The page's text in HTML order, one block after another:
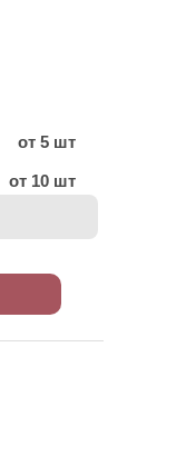
от 5 шт
от 10 шт